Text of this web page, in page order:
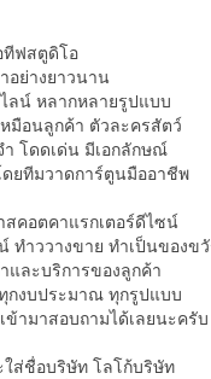
ทีฟสตูดิโอ
อย่างยาวนาน
ลน์ หลากหลายรูปแบบ
มือนลูกค้า ตัวละครสัตว์
โดดเด่น มีเอกลักษณ์
ยทีมวาดการ์ตูนมืออาชีพ
สคอตคาแรกเตอร์ดีไซน์
ทำววางขาย ทำเป็นของข
และบริการของลูกค้า
กงบประมาณ ทุกรูปแบบ
ข้ามาสอบถามได้เลยนะครับ
ใส่ชื่อบริษัท โลโก้บริษัท